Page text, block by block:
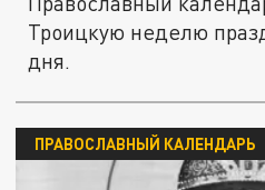
Троицкую неделю
дня.
ПРАВОСЛАВНЫЙ КАЛЕНДАРЬ